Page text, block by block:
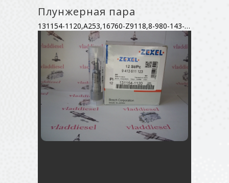
Плунжерная пара
131154-1120,A253,16760-Z9118,8-980-143-790,9443610791,ME755001,22104-2680A